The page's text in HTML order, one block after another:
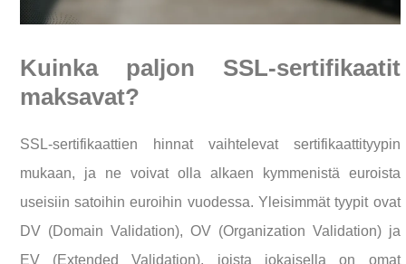
Kuinka paljon SSL-sertifikaatit
maksavat?
SSL-sertifikaattien hinnat vaihtelevat sertifikaattityypin
mukaan, ja ne voivat olla alkaen kymmenistä euroista
useisiin satoihin euroihin vuodessa. Yleisimmät tyypit ovat
DV (Domain Validation), OV (Organization Validation) ja
EV (Extended Validation), joista jokaisella on omat